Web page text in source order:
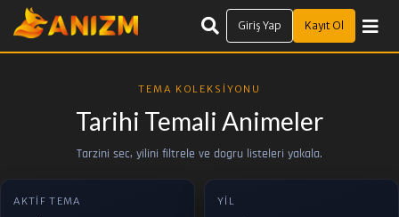
Giriş Yap Kayıt Ol
TEMA KOLEKSIYONU
Tarihi Temali Animeler
Tarzini sec, yilini filtrele ve dogru listeleri yakala.
AKTIF TEMA YIL